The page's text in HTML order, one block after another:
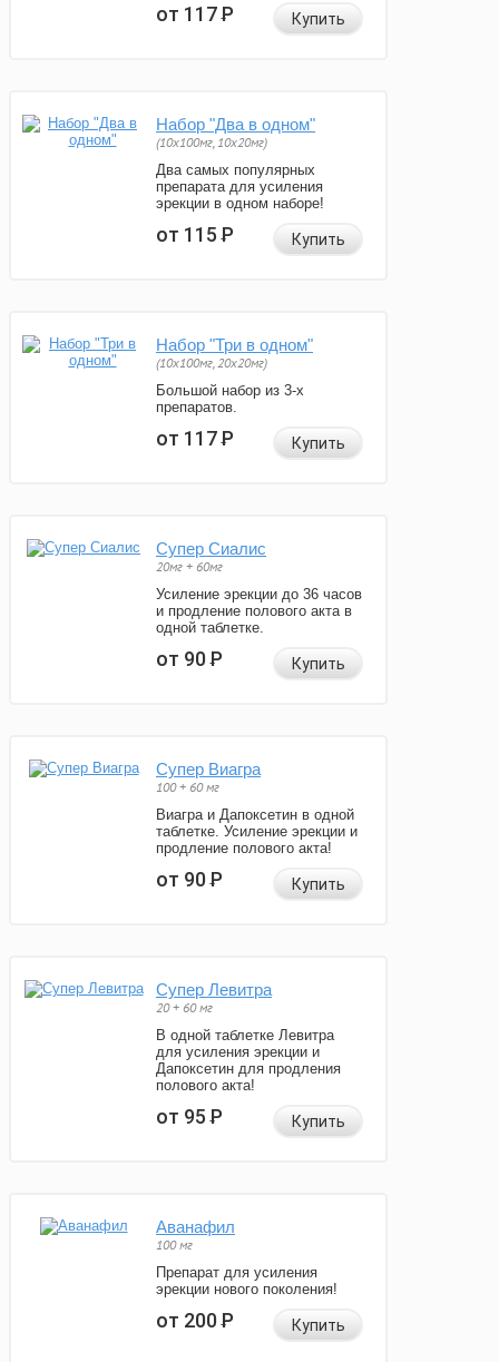
от 117Р Купить
Набор "Два в одном"
(10x100мг, 10x20мг)
Два самых популярных
препарата для усиления
эрекции в одном наборе!
от 115Р Купить
Набор "Три в одном"
(10x100мг, 20x20мг)
Большой набор из 3-х
препаратов.
от 117Р Купить
Супер Сиалис
20мг + 60мг
Усиление эрекции до 36 часов
и продление полового акта в
одной таблетке.
от 90Р Купить
Супер Виагра
100 + 60 мг
Виагра и Дапоксетин в одной
таблетке. Усиление эрекции и
продление полового акта!
от 90Р Купить
Супер Левитра
20 + 60 мг
В одной таблетке Левитра
для усиления эрекции и
Дапоксетин для продления
полового акта!
от 95Р Купить
Аванафил
100 мг
Препарат для усиления
эрекции нового поколения!
от 200Р Купить